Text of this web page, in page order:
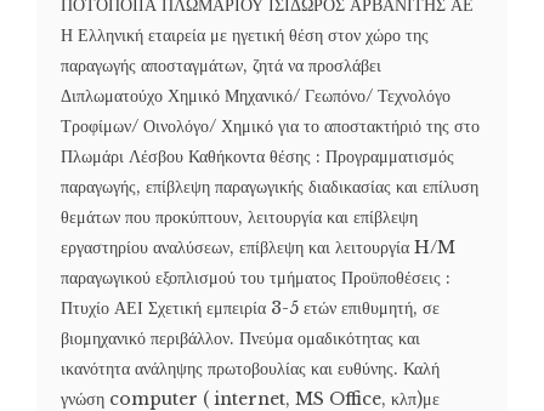
ΠΟΤΟΠΟΙΪΑ ΠΛΩΜΑΡΙΟΥ ΙΣΙΔΩΡΟΣ ΑΡΒΑΝΙΤΗΣ ΑΕ
Η Ελληνική εταιρεία με ηγετική θέση στον χώρο της
παραγωγής αποσταγμάτων, ζητά να προσλάβει
Διπλωματούχο Χημικό Μηχανικό/ Γεωπόνο/ Τεχνολόγο
Τροφίμων/ Οινολόγο/ Χημικό για το αποστακτήριό της στο
Πλωμάρι Λέσβου Καθήκοντα θέσης : Προγραμματισμός
παραγωγής, επίβλεψη παραγωγικής διαδικασίας και επίλυση
θεμάτων που προκύπτουν, λειτουργία και επίβλεψη
εργαστηρίου αναλύσεων, επίβλεψη και λειτουργία H/M
παραγωγικού εξοπλισμού του τμήματος Προϋποθέσεις :
Πτυχίο ΑΕΙ Σχετική εμπειρία 3-5 ετών επιθυμητή, σε
βιομηχανικό περιβάλλον. Πνεύμα ομαδικότητας και
ικανότητα ανάληψης πρωτοβουλίας και ευθύνης. Καλή
γνώση computer ( internet, MS Office, κλπ)με